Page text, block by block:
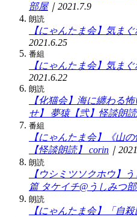
部屋｜2021.7.9
朗読
【にゃんたま会】気ま
2021.6.25
番組
【にゃんたま会】気ま
2021.6.22
朗読
【化猫会】海に纏わる
せ】
夢猿【弐】怪談朗読
番組
【にゃんたま会】《山
【怪談朗読】
corin ｜
朗読
【ウシミツソクホウ】
篇 タケイチ@うしみつ
朗読
【にゃんたま会】「自殺